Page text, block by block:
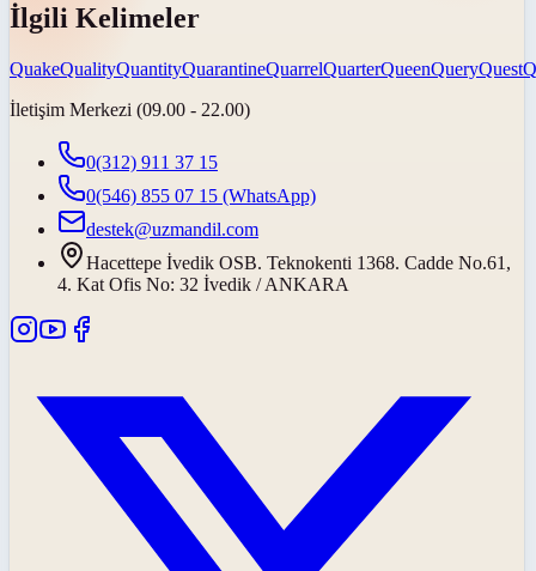
İlgili Kelimeler
QuakeQualityQuantityQuarantineQuarrelQuarterQueenQueryQuest
İletişim Merkezi (09.00 - 22.00)
0(312) 911 37 15
0(546) 855 07 15 (WhatsApp)
destek@uzmandil.com
Hacettepe İvedik OSB. Teknokenti 1368. Cadde No.61,
4. Kat Ofis No: 32 İvedik / ANKARA